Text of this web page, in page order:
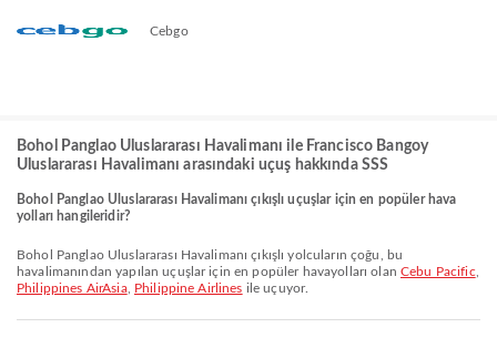
Cebgo
Bohol Panglao Uluslararası Havalimanı ile Francisco Bangoy
Uluslararası Havalimanı arasındaki uçuş hakkında SSS
Bohol Panglao Uluslararası Havalimanı çıkışlı uçuşlar için en popüler hava
yolları hangileridir?
Bohol Panglao Uluslararası Havalimanı çıkışlı yolcuların çoğu, bu
havalimanından yapılan uçuşlar için en popüler havayolları olan Cebu Pacific
Philippines AirAsia, Philippine Airlines ile uçuyor.